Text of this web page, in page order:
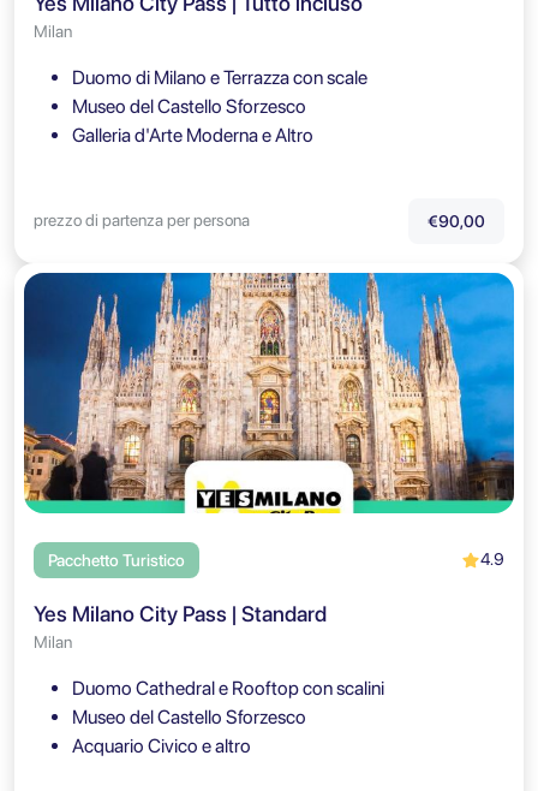
Milan
Duomo di Milano e Terrazza con scale
Museo del Castello Sforzesco
Galleria d'Arte Moderna e Altro
prezzo di partenza per persona €90,00
Pacchetto Turistico 4.9
Yes Milano City Pass | Standard
Milan
Duomo Cathedral e Rooftop con scalini
Museo del Castello Sforzesco
Acquario Civico e altro